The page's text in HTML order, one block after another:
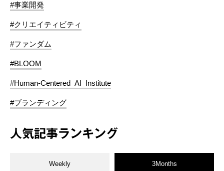
#事業開発
#クリエイティビティ
#ファンダム
#BLOOM
#Human-Centered_AI_Institute
#ブランディング
人気記事ランキング
Weekly 3Months